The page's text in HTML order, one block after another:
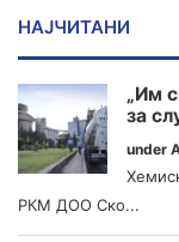
НАЈЧИТАНИ
„Им
за
under
РКМ ДОО Ско...